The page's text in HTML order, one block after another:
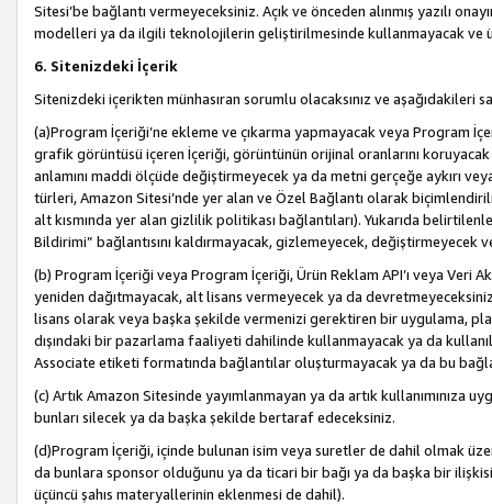
Sitesi’be bağlantı vermeyeceksiniz. Açık ve önceden alınmış yazılı
modelleri ya da ilgili teknolojilerin geliştirilmesinde kullanmayacak ve
6. Sitenizdeki İçerik
Sitenizdeki içerikten münhasıran sorumlu olacaksınız ve aşağıdakileri
(a)Program İçeriği’ne ekleme ve çıkarma yapmayacak veya Program
grafik görüntüsü içeren İçeriği, görüntünün orijinal oranlarını
anlamını maddi ölçüde değiştirmeyecek ya da metni gerçeğe aykırı
türleri, Amazon Sitesi’nde yer alan ve Özel Bağlantı olarak
alt kısmında yer alan gizlilik politikası bağlantıları). Yukarıda
Bildirimi” bağlantısını kaldırmayacak, gizlemeyecek,
(b) Program İçeriği veya Program İçeriği, Ürün Reklam API’ı veya Veri
yeniden dağıtmayacak, alt lisans vermeyecek ya da
lisans olarak veya başka şekilde vermenizi gerektiren bir uygulama,
dışındaki bir pazarlama faaliyeti dahilinde kullanmayacak ya da
Associate etiketi formatında bağlantılar oluşturmayacak ya da bu
(c) Artık Amazon Sitesinde yayımlanmayan ya da artık kullanımınıza
bunları silecek ya da başka şekilde bertaraf edeceksiniz.
(d)Program İçeriği, içinde bulunan isim veya suretler de dahil olmak
da bunlara sponsor olduğunu ya da ticari bir bağı ya da başka bir
üçüncü şahıs materyallerinin eklenmesi de dahil).